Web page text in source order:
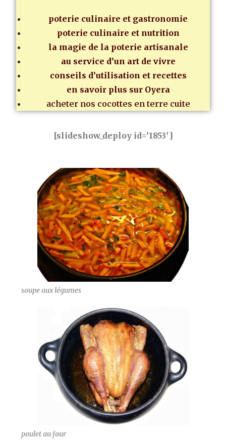
poterie culinaire et gastronomie
poterie culinaire et nutrition
la magie de la poterie artisanale
au service d’un art de vivre
conseils d’utilisation et recettes
en savoir plus sur Oyera
acheter nos cocottes en terre cuite
[slideshow_deploy id=’1853′]
soupe aux légumes
poulet au four